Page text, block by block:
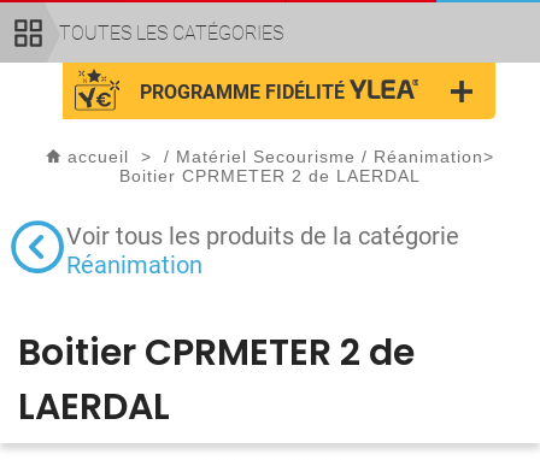
TOUTES LES CATÉGORIES
PROGRAMME FIDÉLITÉ
accueil > / Matériel Secourisme / Réanimation>
Boitier CPRMETER 2 de LAERDAL
Voir tous les produits de la catégorie
Réanimation
Boitier CPRMETER 2 de
LAERDAL